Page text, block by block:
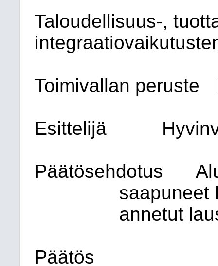
Taloudellisuus-,
Toimivallan peruste
Esittelijä
Päätösehdotus
saapuneet
annetut
Päätös